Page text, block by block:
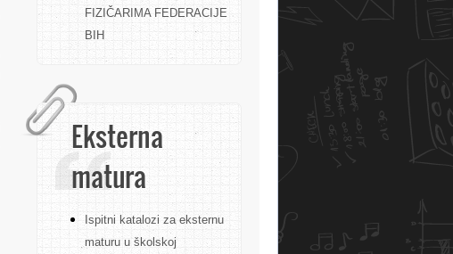
FIZIČARIMA FEDERACIJE
BIH
Eksterna
matura
Ispitni katalozi za eksternu
maturu u školskoj